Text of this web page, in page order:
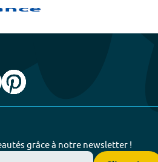
grâce à notre newsletter !